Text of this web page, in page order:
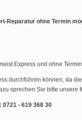
Reparatur ohne Termin
Express und ohne
durchführen können, da
sprechen Sie bitte unsere
0721 - 619 368 30